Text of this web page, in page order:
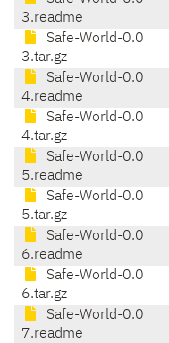
3.readme
Safe-World-0.0
3.tar.gz
Safe-World-0.0
4.readme
Safe-World-0.0
4.tar.gz
Safe-World-0.0
5.readme
Safe-World-0.0
5.tar.gz
Safe-World-0.0
6.readme
Safe-World-0.0
6.tar.gz
Safe-World-0.0
7.readme